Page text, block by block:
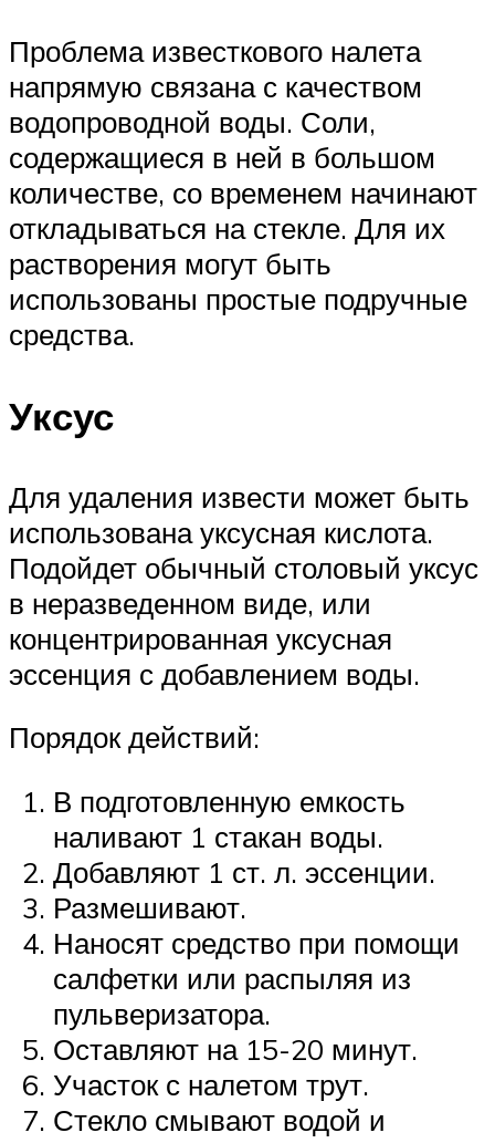
Проблема известкового налета
напрямую связана с качеством
водопроводной воды. Соли,
содержащиеся в ней в большом
количестве, со временем начинают
откладываться на стекле. Для их
растворения могут быть
использованы простые подручные
средства.
Уксус
Для удаления извести может быть
использована уксусная кислота.
Подойдет обычный столовый уксус
в неразведенном виде, или
концентрированная уксусная
эссенция с добавлением воды.
Порядок действий:
В подготовленную емкость
наливают 1 стакан воды.
Добавляют 1 ст. л. эссенции.
Размешивают.
Наносят средство при помощи
салфетки или распыляя из
пульверизатора.
Оставляют на 15-20 минут.
Участок с налетом трут.
Стекло смывают водой и